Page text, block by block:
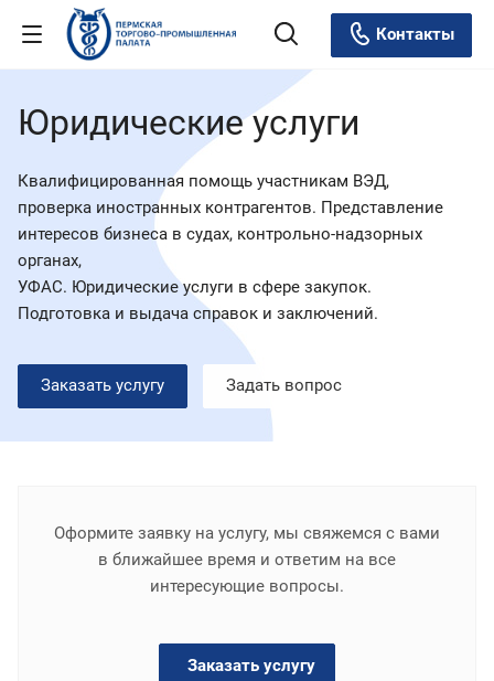
Контакты
Юридические услуги
Квалифицированная помощь участникам ВЭД,
проверка иностранных контрагентов. Представление
интересов бизнеса в судах, контрольно-надзорных
органах,
УФАС. Юридические услуги в сфере закупок.
Подготовка и выдача справок и заключений.
Заказать услугу Задать вопрос
Оформите заявку на услугу, мы свяжемся с вами
в ближайшее время и ответим на все
интересующие вопросы.
Заказать услугу